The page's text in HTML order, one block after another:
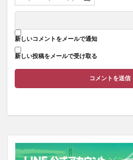
新しいコメントをメールで通知
新しい投稿をメールで受け取る